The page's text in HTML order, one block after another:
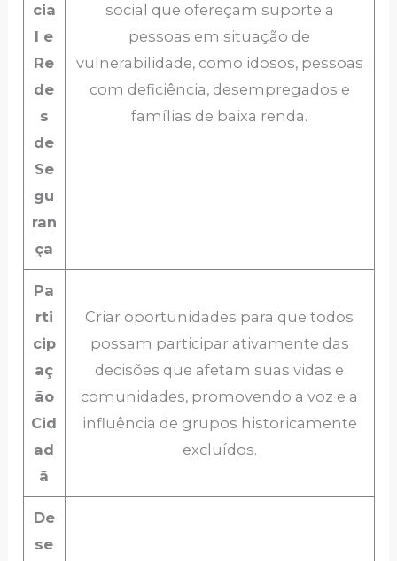
cia
l e
Re
de
s
de
Se
gu
ran
ça
social que ofereçam suporte a
pessoas em situação de
vulnerabilidade, como idosos, pessoas
com deficiência, desempregados e
famílias de baixa renda.
Pa
rti
cip
aç
ão
Cid
ad
ã
Criar oportunidades para que todos
possam participar ativamente das
decisões que afetam suas vidas e
comunidades, promovendo a voz e a
influência de grupos historicamente
excluídos.
De
se